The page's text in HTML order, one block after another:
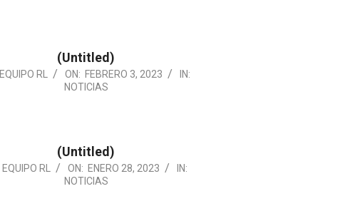
(Untitled)
EQUIPO RL ON: FEBRERO 3, 2023
IN:
NOTICIAS
(Untitled)
EQUIPO RL ON: ENERO 28, 2023
IN:
NOTICIAS